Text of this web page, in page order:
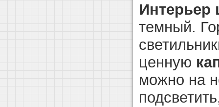
Интерьер
темный.
ценную
можно на